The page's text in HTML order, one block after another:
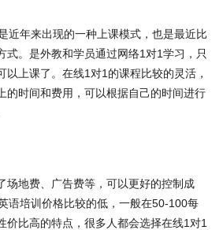
近年来出现的一种上课模式，也是最近比
式。是外教和学员通过网络1对1学习，只
以上课了。在线1对1的课程比较的灵活，
的时间和费用，可以根据自己的时间进行
。
场地费、广告费等，可以更好的控制成
语培训价格比较的低，一般在50-100每
价比高的特点，很多人都会选择在线1对1